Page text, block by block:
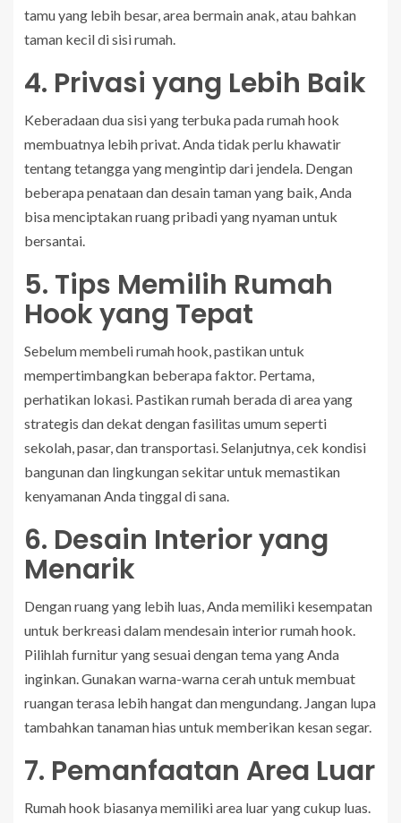
tamu yang lebih besar, area bermain anak, atau bahkan
taman kecil di sisi rumah.
4. Privasi yang Lebih Baik
Keberadaan dua sisi yang terbuka pada rumah hook
membuatnya lebih privat. Anda tidak perlu khawatir
tentang tetangga yang mengintip dari jendela. Dengan
beberapa penataan dan desain taman yang baik, Anda
bisa menciptakan ruang pribadi yang nyaman untuk
bersantai.
5. Tips Memilih Rumah
Hook yang Tepat
Sebelum membeli rumah hook, pastikan untuk
mempertimbangkan beberapa faktor. Pertama,
perhatikan lokasi. Pastikan rumah berada di area yang
strategis dan dekat dengan fasilitas umum seperti
sekolah, pasar, dan transportasi. Selanjutnya, cek kondisi
bangunan dan lingkungan sekitar untuk memastikan
kenyamanan Anda tinggal di sana.
6. Desain Interior yang
Menarik
Dengan ruang yang lebih luas, Anda memiliki kesempatan
untuk berkreasi dalam mendesain interior rumah hook.
Pilihlah furnitur yang sesuai dengan tema yang Anda
inginkan. Gunakan warna-warna cerah untuk membuat
ruangan terasa lebih hangat dan mengundang. Jangan lupa
tambahkan tanaman hias untuk memberikan kesan segar.
7. Pemanfaatan Area Luar
Rumah hook biasanya memiliki area luar yang cukup luas.